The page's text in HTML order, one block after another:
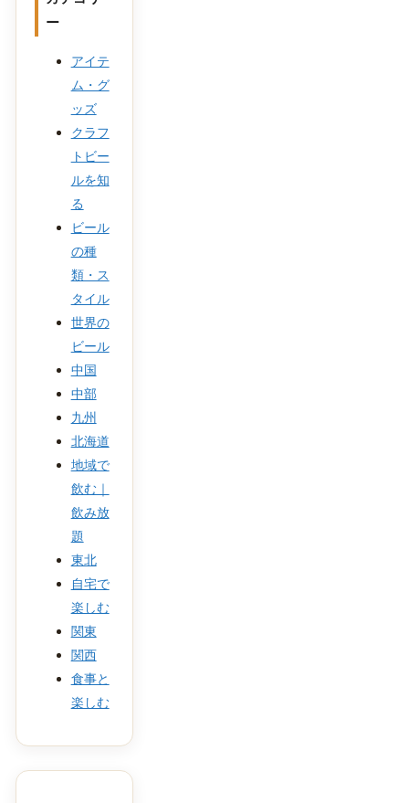
ー
アイテ
ム・グ
ッズ
クラフ
トビー
ルを知
る
ビール
の種
類・ス
タイル
世界の
ビール
中国
中部
九州
北海道
地域で
飲む｜
飲み放
題
東北
自宅で
楽しむ
関東
関西
食事と
楽しむ